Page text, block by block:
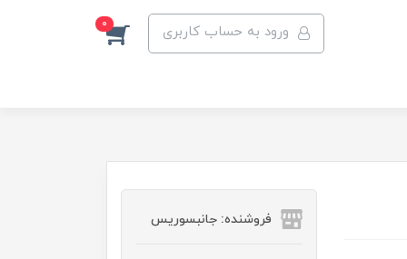
ورود به حساب کاربری 0
فروشنده: جانبسوریس